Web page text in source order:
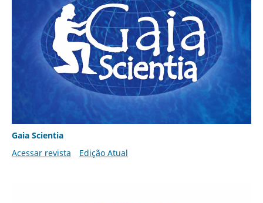
Gaia Scientia
Acessar revista
Edição Atual